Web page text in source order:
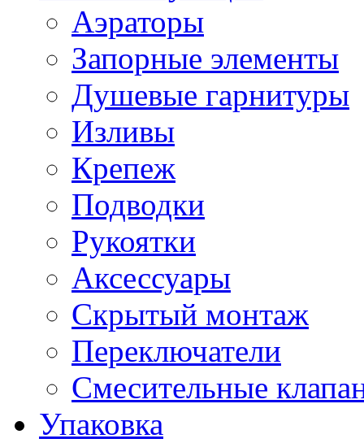
Аэраторы
Запорные элементы
Душевые гарнитуры
Изливы
Крепеж
Подводки
Рукоятки
Аксессуары
Скрытый монтаж
Переключатели
Смесительные
Упаковка